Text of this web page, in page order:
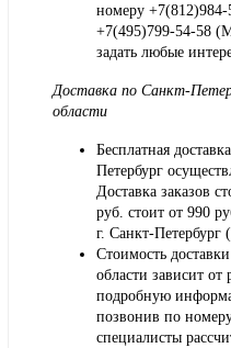
номеру
+7(495)799-54-58
задать любые
Доставка по Санкт-
области
Бесплатная
Петербург
Доставка заказов
руб. стоит от 990
г. Санкт-
Стоимость
области зависит от
подробную
позвонив по
специалисты